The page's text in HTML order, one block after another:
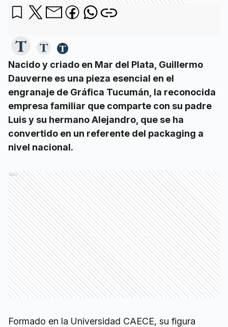
Nacido y criado en Mar del Plata, Guillermo
Dauverne es una pieza esencial en el
engranaje de Gráfica Tucumán, la reconocida
empresa familiar que comparte con su padre
Luis y su hermano Alejandro, que se ha
convertido en un referente del packaging a
nivel nacional.
Ads
Formado en la Universidad CAECE, su figura